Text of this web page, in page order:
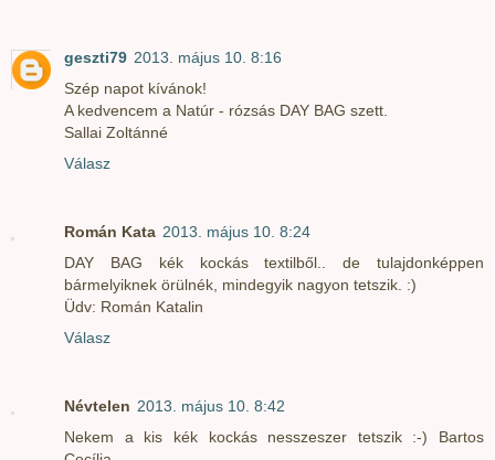
geszti79 2013. május 10. 8:16
Szép napot kívánok!
A kedvencem a Natúr - rózsás DAY BAG szett.
Sallai Zoltánné
Válasz
Román Kata 2013. május 10. 8:24
DAY BAG kék kockás textilből.. de tulajdonképpen
bármelyiknek örülnék, mindegyik nagyon tetszik. :)
Üdv: Román Katalin
Válasz
Névtelen 2013. május 10. 8:42
Nekem a kis kék kockás nesszeszer tetszik :-) Bartos